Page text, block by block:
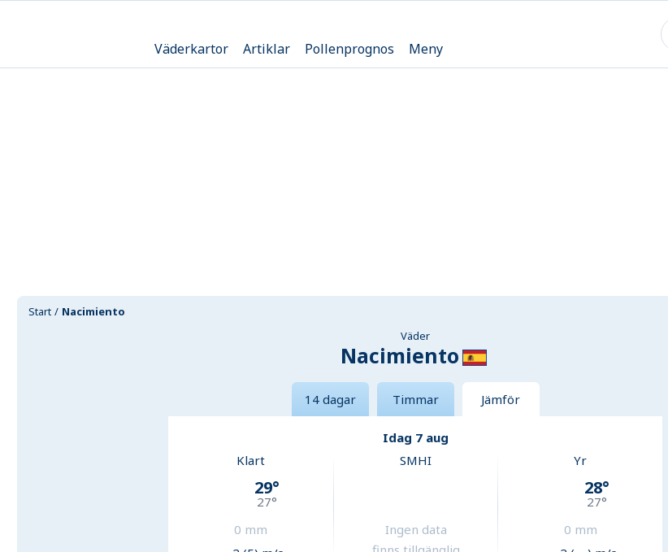
Väderkartor Artiklar Pollenprognos Meny
Start Nacimiento
Väder
Nacimiento
14 dagar Timmar Jämför
Idag 7 aug
Klart
29°
27°
0 mm
SMHI
Ingen data
Yr
28°
27°
0 mm